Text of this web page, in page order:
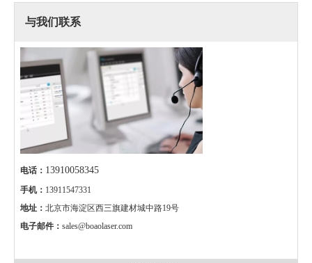
与我们联系
电话： 13910058345
手机： 13911547331
地址： 北京市海淀区西三旗建材城中路19号
电子邮件： sales@boaolaser.com